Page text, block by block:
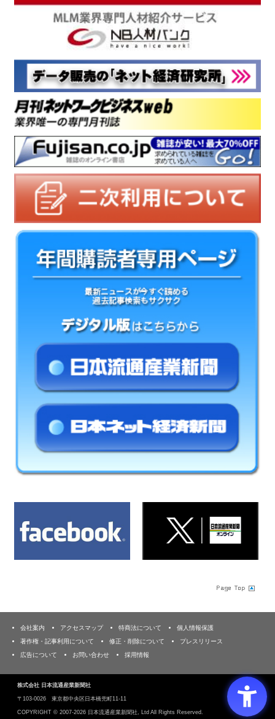
会社案内 アクセスマップ 特商法について
個人情報保護
著作権・記事利用について
修正・削除について
プレスリリース
広告について
お問い合わせ 採用情報
株式会社 日本流通産業新聞社
〒103‐0026 東京都中央区日本橋兜町11-11
COPYRIGHT © 2007-2026 日本流通産業新聞社, Ltd All Rights Reserved.